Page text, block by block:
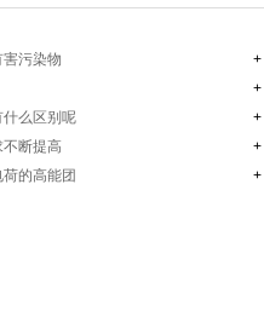
污染物 +
+
么区别呢 +
不断提高 +
的高能团 +